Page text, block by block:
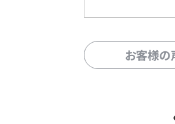
お客様